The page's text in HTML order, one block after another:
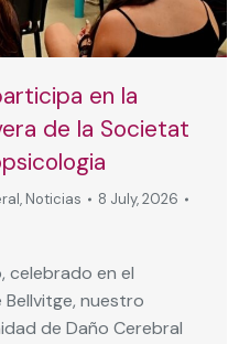
en la
de la Societat
, Noticias
8 July, 2026
celebrado en el
nuestro
de Daño Cerebral